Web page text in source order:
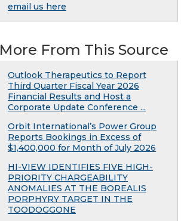
email us here
More From This Source
Outlook Therapeutics to Report
Third Quarter Fiscal Year 2026
Financial Results and Host a
Corporate Update Conference ...
Orbit International’s Power Group
Reports Bookings in Excess of
$1,400,000 for Month of July 2026
HI-VIEW IDENTIFIES FIVE HIGH-
PRIORITY CHARGEABILITY
ANOMALIES AT THE BOREALIS
PORPHYRY TARGET IN THE
TOODOGGONE